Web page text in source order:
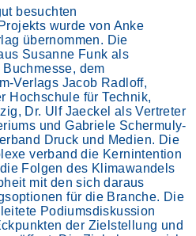
besuchten
wurde von Anke
übernommen. Die
Susanne Funk als
dem
Verlags Jacob Radloff,
Hochschule für Technik,
Dr. Ulf Jaeckel als Vertreter
und Gabriele Schermuly-
Druck und Medien. Die
verband die Kernintention
Folgen des Klimawandels
mit den sich daraus
für die Branche. Die
Podiumsdiskussion
der Zielstellung und